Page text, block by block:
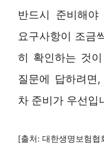
반드시 준비해
요구사항이 조금
히 확인하는 것
질문에 답하려면
차 준비가 우선입
[출처: 대한생명보험협